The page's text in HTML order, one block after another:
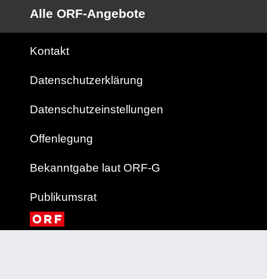
Alle ORF-Angebote
Kontakt
Datenschutzerklärung
Datenschutzeinstellungen
Offenlegung
Bekanntgabe laut ORF-G
Publikumsrat